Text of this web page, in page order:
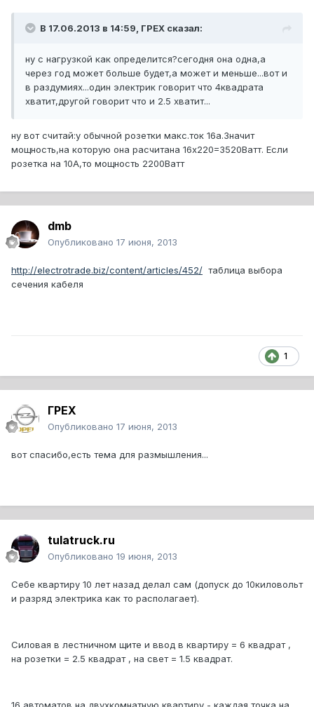
В 17.06.2013 в 14:59, ГРЕХ сказал:
ну с нагрузкой как определится?сегодня она одна,а
через год может больше будет,а может и меньше...вот и
в раздумиях...один электрик говорит что 4квадрата
хватит,другой говорит что и 2.5 хватит...
ну вот считай:у обычной розетки макс.ток 16а.Значит
мощность,на которую она расчитана 16х220=3520Ватт. Если
розетка на 10А,то мощность 2200Ватт
dmb
Опубликовано 17 июня, 2013
http://electrotrade.biz/content/articles/452/ таблица выбора
сечения кабеля
1
ГРЕХ
Опубликовано 17 июня, 2013
вот спасибо,есть тема для размышления...
tulatruck.ru
Опубликовано 19 июня, 2013
Себе квартиру 10 лет назад делал сам (допуск до 10киловольт
и разряд электрика как то располагает).
Силовая в лестничном щите и ввод в квартиру = 6 квадрат ,
на розетки = 2.5 квадрат , на свет = 1.5 квадрат.